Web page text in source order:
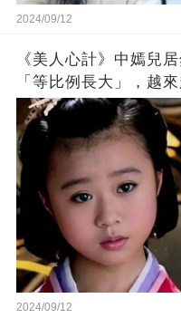
2024/09/12
《美人心計》中嫣兒
「等比例長大」，越
2024/09/12